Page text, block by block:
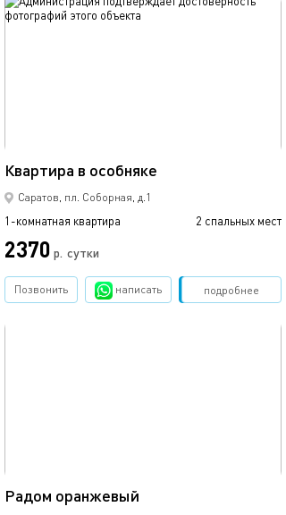
Квартира в особняке
Саратов, пл. Соборная, д.1
1-комнатная квартира 2 спальных мест
2370 р. сутки
обновлено 03.04.2020
подробнее
Позвонить написать Забронировать
Радом оранжевый